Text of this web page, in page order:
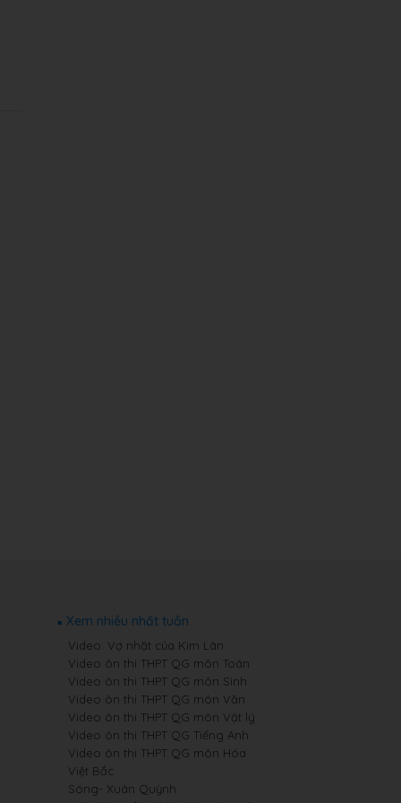
Xem nhiều nhất tuần
Video: Vợ nhặt của Kim Lân
Video ôn thi THPT QG môn Toán
Video ôn thi THPT QG môn Sinh
Video ôn thi THPT QG môn Văn
Video ôn thi THPT QG môn Vật lý
Video ôn thi THPT QG Tiếng Anh
Video ôn thi THPT QG môn Hóa
Việt Bắc
Sóng- Xuân Quỳnh